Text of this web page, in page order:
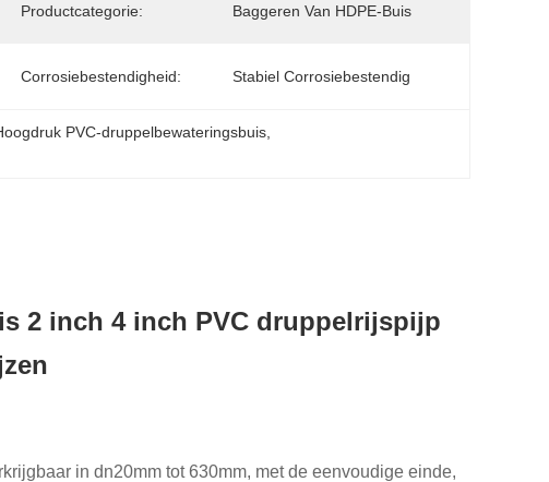
Productcategorie: Baggeren Van HDPE-Buis
Corrosiebestendigheid: Stabiel Corrosiebestendig
PVC-druppelbewateringsbuis
2 inch 4 inch PVC druppelrijspijp
in dn20mm tot 630mm, met de eenvoudige einde,